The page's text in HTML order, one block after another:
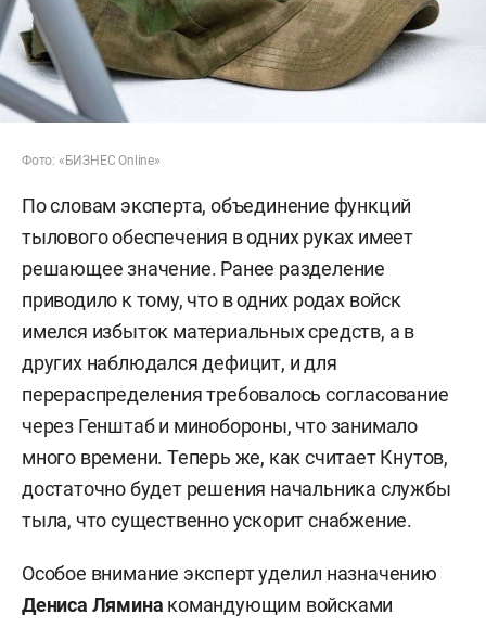
Фото: «БИЗНЕС Online»
По словам эксперта, объединение функций
тылового обеспечения в одних руках имеет
решающее значение. Ранее разделение
приводило к тому, что в одних родах войск
имелся избыток материальных средств, а в
других наблюдался дефицит, и для
перераспределения требовалось согласование
через Генштаб и минобороны, что занимало
много времени. Теперь же, как считает Кнутов,
достаточно будет решения начальника службы
тыла, что существенно ускорит снабжение.
Особое внимание эксперт уделил назначению
Дениса Лямина командующим войсками